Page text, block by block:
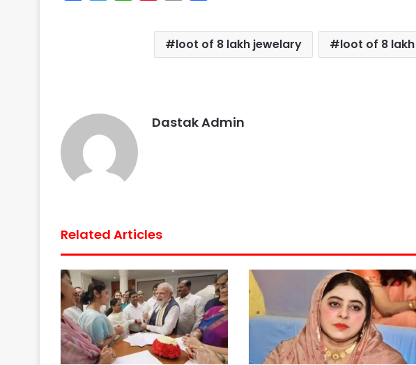
n
s
a
i
a
r
loot of 8 lakh jewelary loot of 8
Dastak Admin
Related Articles